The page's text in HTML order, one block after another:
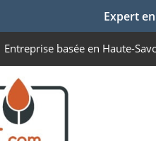
Expert
Entreprise basée en Haute-